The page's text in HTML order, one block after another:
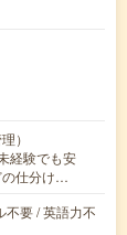
）
経験でも安
仕分け…
不要 / 英語力不